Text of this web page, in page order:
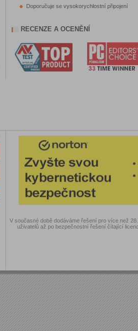
Doporučuje se vysokorychlostní připojení
RECENZE A OCENĚNÍ
V současné době dodáváme řešení pro více než
uživatelů až po bezpečnostní řešení čítající